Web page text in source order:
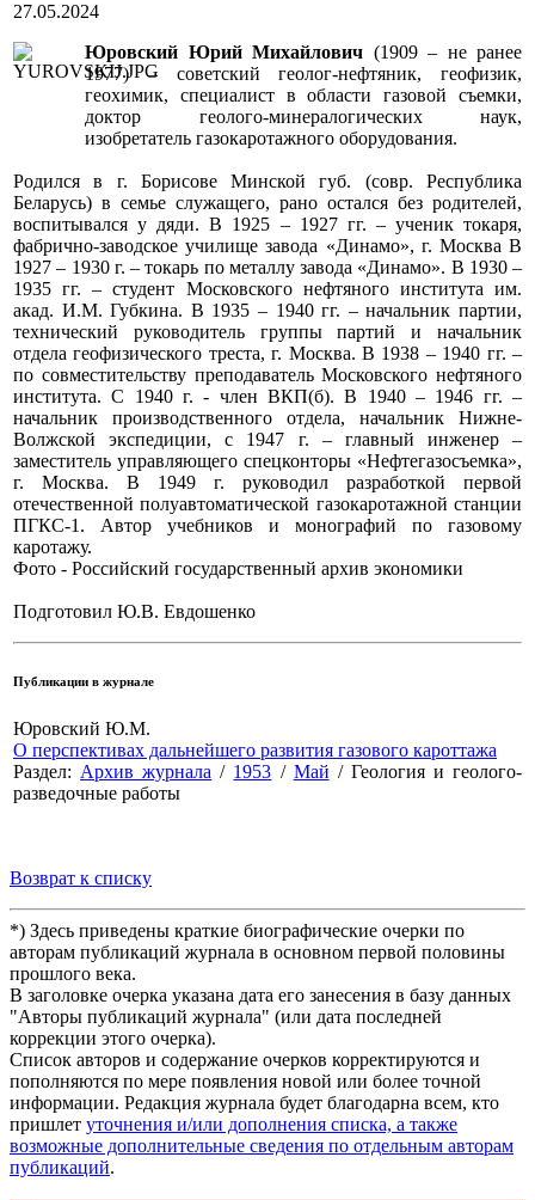
27.05.2024
Юровский Юрий Михайлович (1909 – не ранее
1977) – советский геолог-нефтяник, геофизик,
геохимик, специалист в области газовой съемки,
доктор геолого-минералогических наук,
изобретатель газокаротажного оборудования.
Родился в г. Борисове Минской губ. (совр. Республика
Беларусь) в семье служащего, рано остался без родителей,
воспитывался у дяди. В 1925 – 1927 гг. – ученик токаря,
фабрично-заводское училище завода «Динамо», г. Москва В
1927 – 1930 г. – токарь по металлу завода «Динамо». В 1930 –
1935 гг. – студент Московского нефтяного института им.
акад. И.М. Губкина. В 1935 – 1940 гг. – начальник партии,
технический руководитель группы партий и начальник
отдела геофизического треста, г. Москва. В 1938 – 1940 гг. –
по совместительству преподаватель Московского нефтяного
института. С 1940 г. - член ВКП(б). В 1940 – 1946 гг. –
начальник производственного отдела, начальник Нижне-
Волжской экспедиции, с 1947 г. – главный инженер –
заместитель управляющего спецконторы «Нефтегазосъемка»,
г. Москва. В 1949 г. руководил разработкой первой
отечественной полуавтоматической газокаротажной станции
ПГКС-1. Автор учебников и монографий по газовому
каротажу.
Фото - Российский государственный архив экономики
Подготовил Ю.В. Евдошенко
Публикации в журнале
Юровский Ю.М.
О перспективах дальнейшего развития газового кароттажа
Раздел: Архив журнала / 1953 / Май / Геология и геолого-
разведочные работы
Возврат к списку
*) Здесь приведены краткие биографические очерки по
авторам публикаций журнала в основном первой половины
прошлого века.
В заголовке очерка указана дата его занесения в базу данных
"Авторы публикаций журнала" (или дата последней
коррекции этого очерка).
Список авторов и содержание очерков корректируются и
пополняются по мере появления новой или более точной
информации. Редакция журнала будет благодарна всем, кто
пришлет уточнения и/или дополнения списка, а также
возможные дополнительные сведения по отдельным авторам
публикаций.